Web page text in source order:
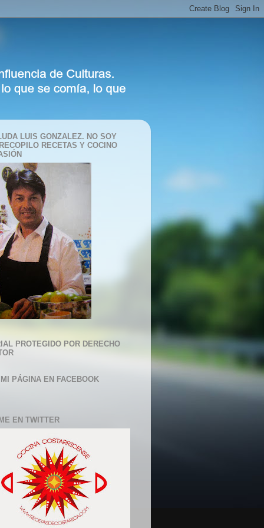
LUIS GONZALEZ. NO SOY
RECETAS Y COCINO
PROTEGIDO POR DERECHO
PÁGINA EN FACEBOOK
EN TWITTER